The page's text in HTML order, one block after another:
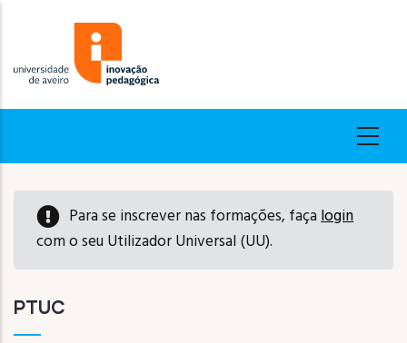
conteúdo
principal
Para se inscrever nas formações, façalogin
com o seu Utilizador Universal (UU).
PTUC